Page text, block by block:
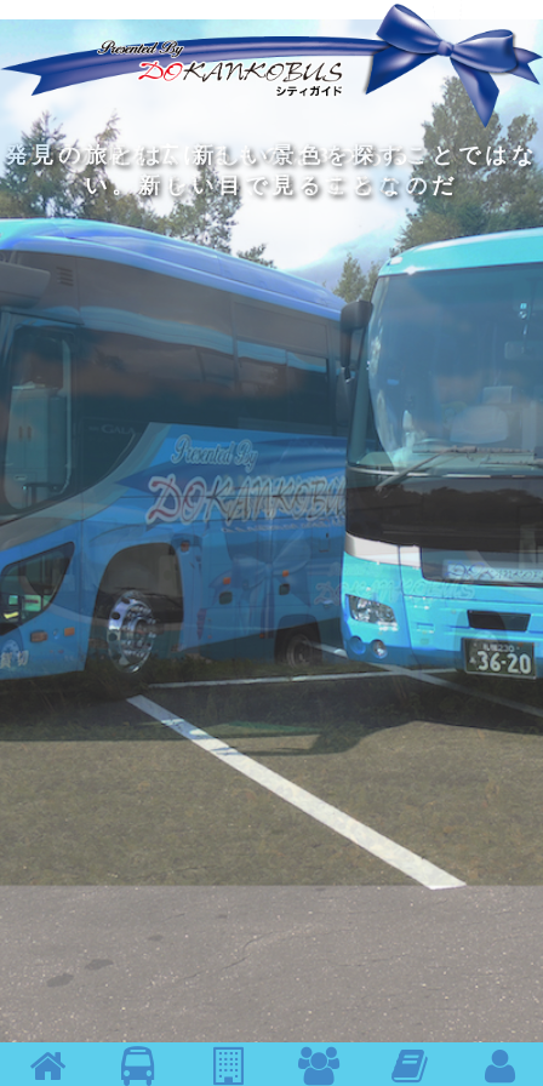
旅の過 程にこそ価値がある
発見の旅とは、 新しい景色を探すことではな
い。 新 しい目 で 見 る こ と なのだ
人間の幅を広 げる ものは3つある。人と会
い、 本 を読み 、 旅 を す る ことだ
私は旅 をするために旅をする
旅の過 程にこそ価値がある
どんなに洗練さ れた大人の中にも、外に出た
くてし ょうがない小さな 子供がいる
旅をするのは到 着するためではなく、旅をす
るた め で あ る
旅は真の 知識の大きな泉である